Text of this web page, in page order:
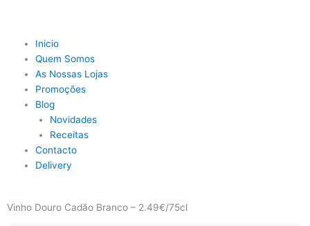
Main
Menu
Inicio
Quem Somos
As Nossas Lojas
Promoções
Blog
Novidades
Receitas
Contacto
Delivery
Vinho Douro Cadão Branco – 2.49€/75cl